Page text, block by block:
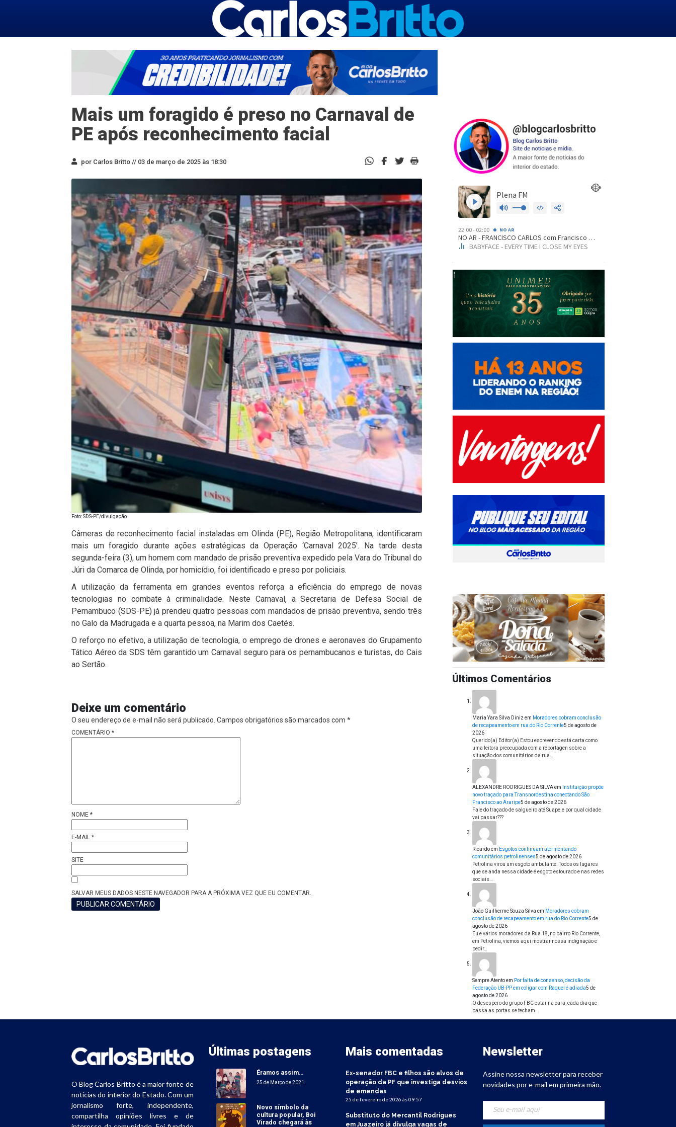
Mais um foragido é preso no Carnaval de
PE após reconhecimento facial
por Carlos Britto // 03 de março de 2025 às 18:30
Foto: SDS-PE/divulgação
Câmeras de reconhecimento facial instaladas em Olinda (PE), Região Metropolitana, identificaram
mais um foragido durante ações estratégicas da Operação ‘Carnaval 2025’. Na tarde desta
segunda-feira (3), um homem com mandado de prisão preventiva expedido pela Vara do Tribunal do
Júri da Comarca de Olinda, por homicídio, foi identificado e preso por policiais.
A utilização da ferramenta em grandes eventos reforça a eficiência do emprego de novas
tecnologias no combate à criminalidade. Neste Carnaval, a Secretaria de Defesa Social de
Pernambuco (SDS-PE) já prendeu quatro pessoas com mandados de prisão preventiva, sendo três
no Galo da Madrugada e a quarta pessoa, na Marim dos Caetés.
O reforço no efetivo, a utilização de tecnologia, o emprego de drones e aeronaves do Grupamento
Tático Aéreo da SDS têm garantido um Carnaval seguro para os pernambucanos e turistas, do Cais
ao Sertão.
Deixe um comentário
O seu endereço de e-mail não será publicado. Campos obrigatórios são marcados com *
COMENTÁRIO *
NOME *
E-MAIL *
SITE
SALVAR MEUS DADOS NESTE NAVEGADOR PARA A PRÓXIMA VEZ QUE EU COMENTAR.
Últimos Comentários
Maria Yara Silva Diniz em Moradores cobram conclusão
de recapeamento em rua do Rio Corrente5 de agosto de
2026
Querido(a) Editor(a) Estou escrevendo está carta como
uma leitora preocupada com a reportagen sobre a
situação dos comunitários da rua…
ALEXANDRE RODRIGUES DA SILVAem
Instituição propõe
novo traçado para Transnordestina conectando São
Francisco ao Araripe5 de agosto de 2026
Fale do traçado de salgueiro até Suape.e por qual cidade
vai passar???
Ricardoem Esgotos continuam atormentando
comunitários petrolinenses5 de agosto de 2026
Petrolina virou um esgoto ambulante. Todos os lugares
que se anda nessa cidade é esgoto estourado e nas redes
sociais…
João Guilherme Souza Silva em Moradores cobram
conclusão de recapeamento em rua do Rio Corrente5 de
agosto de 2026
Eu e vários moradores da Rua 18, no bairro Rio Corrente,
em Petrolina, viemos aqui mostrar nossa indignação e
pedir…
Sempre Atentoem Por falta de consenso, decisão da
Federação UB-PP em coligar com Raquel é adiada5 de
agosto de 2026
O desespero do grupo FBC estar na cara, cada dia que
passa as portas se fecham.
O Blog Carlos Britto é a maior fonte de
notícias do interior do Estado. Com um
jornalismo forte, independente,
compartilha opiniões livres e de
Últimas postagens
Éramos assim…
25 de Março de 2021
Novo símbolo da
cultura popular, Boi
Virado chegará às
Mais comentadas
Ex-senador FBC e filhos são alvos de
operação da PF que investiga desvios
de emendas
25 de fevereiro de 2026 às 09:57
Substituto do Mercantil Rodrigues
em Juazeiro já divulga vagas de
Newsletter
Assine nossa newsletter para receber
novidades por e-mail em primeira mão.